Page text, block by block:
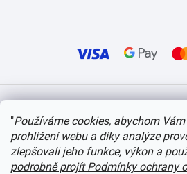
"Používáme cookies, abychom
prohlížení webu a díky analýze
zlepšovali jeho funkce, výkon a
podrobně projít Podmínky ochrany
Copyright 2026 itvlaky.cz . Všechna práva